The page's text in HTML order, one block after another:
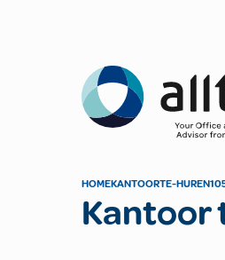
Allten
HOMEKANTOORTE-HUREN